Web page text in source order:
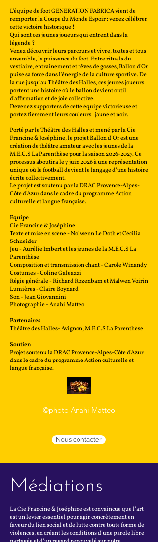
L'équipe de foot GENERATION FABRICA vient de
remporter la Coupe du Monde Espoir : venez célébrer
cette victoire historique !
Qui sont ces jeunes joueurs qui entrent dans la
légende ?
Venez découvrir leurs parcours et vivre, toutes et tous
ensemble, la puissance du foot. Entre rituels du
vestiaire, entrainement et rêves de gosses, Ballon d'Or
puise sa force dans l'énergie de la culture sportive. De
la rue jusqu'au Théâtre des Halles, ces jeunes joueurs
portent une histoire où le ballon devient outil
d'affirmation et de joie collective.
Devenez supporters de cette équipe victorieuse et
portez fièrement leurs couleurs : jaune et noir.
Porté par le Théâtre des Halles et mené par la Cie
Francine & Joséphine, le projet Ballon d’Or est une
création de théâtre amateur avec les jeunes de la
M.E.C.S La Parenthèse pour la saison2026-2027. Ce
processus aboutira le 7 juin 2026 à une représentation
unique où le football devient le langage d’une histoire
écrite collectivement.
Le projet est soutenu par la DRAC Provence-Alpes-
Côte d'Azur dans le cadre du programme Action
culturelle et langue française.
Equipe
Cie Francine & Joséphine
Texte et mise en scène - Nolwenn Le Doth et Cécilia
Schneider
Jeu - Aurélie Imbert et les jeunes de la M.E.C.S La
Parenthèse
Composition et transmission chant - Carole Winandy
Costumes - Coline Galeazzi
Régie générale - Richard Rozenbam et Malwen Voirin
Lumières - Claire Boynard
Son - Jean Giovannini
Photographie - Anahi Matteo
Partenaires
Théâtre des Halles- Avignon, M.E.C.S La Parenthèse
Soutien
Projet soutenu la DRAC Provence-Alpes-Côte d'Azur
dans le cadre du programme Action culturelle et
langue française.
©photo Anahi Matteo
Nous contacter
Médiations
La Cie Francine & Joséphine est convaincue que l’art
est un levier essentiel ​pour agir concrètement en
faveur du lien social et de lutte contre toute forme de
violences, en créant les conditions d’une parole libre